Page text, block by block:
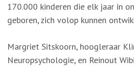
170.000 kinderen die elk jaar in
geboren, zich volop kunnen
Margriet Sitskoorn, hoogleraar
Neuropsychologie, en Reinout